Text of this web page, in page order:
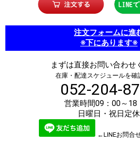
注文フォームに進
※下にあります※
まずは直接お問い合わせ
在庫・配達スケジュールを確
052-204-
営業時間09：00～18
日曜日・祝日定休
←LINEお問合